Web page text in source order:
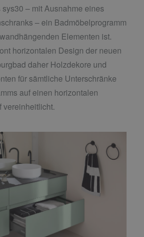
– mit Ausnahme eines
– ein Badmöbelprogramm
Elementen ist.
horizontalen Design der neuen
daher Holzdekore und
für sämtliche Unterschränke
auf einen horizontalen
vereinheitlicht.